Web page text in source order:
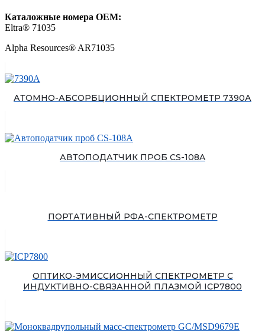
Каталожные номера ОЕМ:
Eltra® 71035
Alpha Resources® AR71035
АТОМНО-АБСОРБЦИОННЫЙ СПЕКТРОМЕТР 7390А
АВТОПОДАТЧИК ПРОБ CS-108A
ПОРТАТИВНЫЙ РФА-СПЕКТРОМЕТР
ОПТИКО-ЭМИССИОННЫЙ СПЕКТРОМЕТР С
ИНДУКТИВНО-СВЯЗАННОЙ ПЛАЗМОЙ ICP7800